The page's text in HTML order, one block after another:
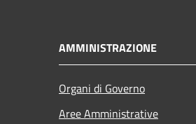
AMMINISTRAZIONE
Organi di Governo
Aree Amministrative